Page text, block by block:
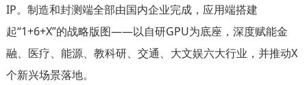
IP。制造和封测端全部由国内企业完成，应用端搭建
起“1+6+X”的战略版图——以自研GPU为底座，深度赋能金
融、医疗、能源、教科研、交通、大文娱六大行业，并推动X
个新兴场景落地。